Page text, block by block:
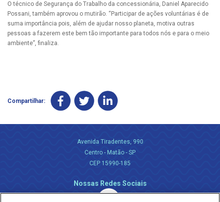
O técnico de Segurança do Trabalho da concessionária, Daniel Aparecido
Possani, também aprovou o mutirão. “Participar de ações voluntárias é de
suma importância pois, além de ajudar nosso planeta, motiva outras
pessoas a fazerem este bem tão importante para todos nós e para o meio
ambiente”, finaliza.
Compartilhar:
Avenida Tiradentes, 990
Centro - Matão - SP
CEP 15990-185
Nossas Redes Sociais